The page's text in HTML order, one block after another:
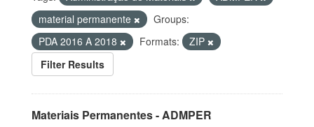
material permanente
Groups:
PDA 2016 A 2018
Formats:
ZIP
Filter Results
Materiais Permanentes - ADMPER